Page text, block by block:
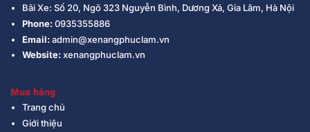
Bãi Xe: Số 20, Ngõ 323 Nguyễn Bình, Dương Xá, Gia Lâm, Hà Nội
Phone:0935355886
Email:admin@xenangphuclam.vn
Website:xenangphuclam.vn
Mua hàng
Trang chủ
Giới thiệu